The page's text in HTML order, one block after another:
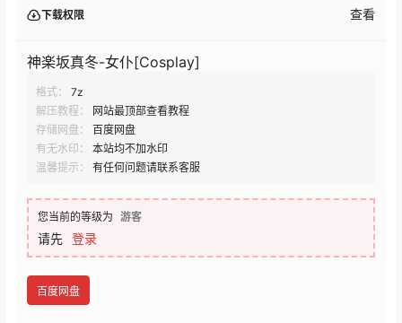
下载权限 查看
神楽坂真冬-女仆[Cosplay]
格式：
7z
解压教程：
网站最顶部查看教程
存储网盘：
百度网盘
有无水印：
本站均不加水印
温馨提示：
有任何问题请联系客服
您当前的等级为 游客
请先 登录
百度网盘